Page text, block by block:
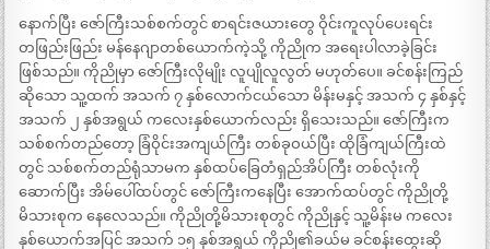
နောက်ပြီး ဇော်ကြီးသစ်စက်တွင် စာရင်းဇယားတွေ ဝိုင်းကူလုပ်ပေးရင်း
တဖြည်းဖြည်း မန်နေဂျာတစ်ယောက်ကဲ့သို့ ကိုညိုက အရေးပါလာခဲ့ခြင်း
ဖြစ်သည်။ ကိုညိုမှာ ဇော်ကြီးလိုမျိုး လူပျိုလူလွတ် မဟုတ်ပေ။ ခင်စန်းကြည်
ဆိုသော သူ့ထက် အသက် ၇ နှစ်လောက်ငယ်သော မိန်းမနှင့် အသက် ၄ နှစ်နှင့်
အသက် ၂ နှစ်အရွယ် ကလေးနှစ်ယောက်လည်း ရှိသေးသည်။ ဇော်ကြီးက
သစ်စက်တည်တော့ ခြံဝိုင်းအကျယ်ကြီး တစ်ခုဝယ်ပြီး ထိုခြံကျယ်ကြီးထဲ
တွင် သစ်စက်တည်ရုံသာမက နှစ်ထပ်ခြေတံရှည်အိပ်ကြီး တစ်လုံးကို
ဆောက်ပြီး အိမ်ပေါ်ထပ်တွင် ဇော်ကြီးကနေပြီး အောက်ထပ်တွင် ကိုညိုတို့
မိသားစုက နေလေသည်။ ကိုညိုတို့မိသားစုတွင် ကိုညိုနှင့် သူ့မိန်းမ ကလေး
နှစ်ယောက်အပြင် အသက် ၁၅ နှစ်အရွယ် ကိုညို၏ခယ်မ ခင်စန်းထွေးဆို